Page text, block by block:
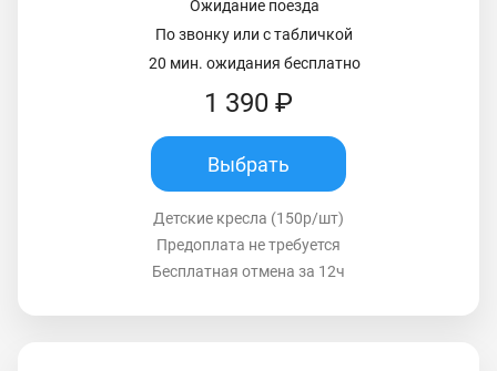
Ожидание поезда
По звонку или с табличкой
20 мин. ожидания бесплатно
1 390 ₽
Выбрать
Детские кресла (150р/шт)
Предоплата не требуется
Бесплатная отмена за 12ч